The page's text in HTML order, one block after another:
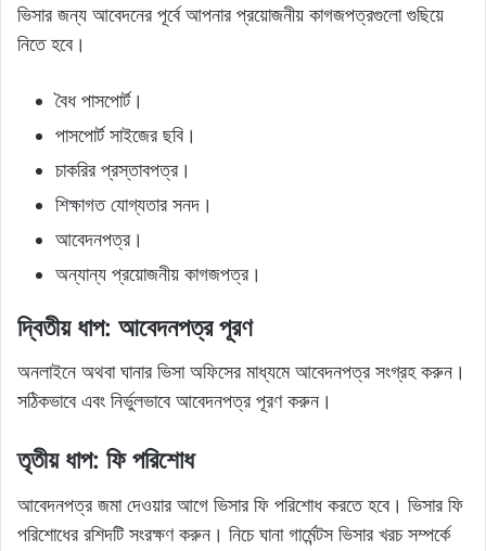
ভিসার জন্য আবেদনের পূর্বে আপনার প্রয়োজনীয় কাগজপত্রগুলো গুছিয়ে
নিতে হবে।
বৈধ পাসপোর্ট।
পাসপোর্ট সাইজের ছবি।
চাকরির প্রস্তাবপত্র।
শিক্ষাগত যোগ্যতার সনদ।
আবেদনপত্র।
অন্যান্য প্রয়োজনীয় কাগজপত্র।
দ্বিতীয় ধাপ: আবেদনপত্র পূরণ
অনলাইনে অথবা ঘানার ভিসা অফিসের মাধ্যমে আবেদনপত্র সংগ্রহ করুন।
সঠিকভাবে এবং নির্ভুলভাবে আবেদনপত্র পূরণ করুন।
তৃতীয় ধাপ: ফি পরিশোধ
আবেদনপত্র জমা দেওয়ার আগে ভিসার ফি পরিশোধ করতে হবে। ভিসার ফি
পরিশোধের রশিদটি সংরক্ষণ করুন। নিচে ঘানা গার্মেন্টস ভিসার খরচ সম্পর্কে